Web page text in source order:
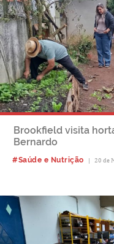
Brookfield visita
Bernardo
#Saúde e Nutrição | 20 de